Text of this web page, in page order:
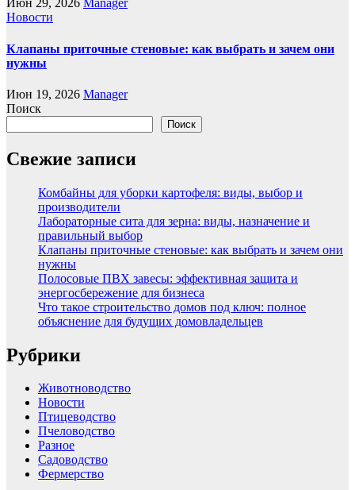
Июн 29, 2026 Manager
Новости
Клапаны приточные стеновые: как выбрать и зачем они
нужны
Июн 19, 2026 Manager
Поиск
Поиск
Свежие записи
Комбайны для уборки картофеля: виды, выбор и
производители
Лабораторные сита для зерна: виды, назначение и
правильный выбор
Клапаны приточные стеновые: как выбрать и зачем они
нужны
Полосовые ПВХ завесы: эффективная защита и
энергосбережение для бизнеса
Что такое строительство домов под ключ: полное
объяснение для будущих домовладельцев
Рубрики
Животноводство
Новости
Птицеводство
Пчеловодство
Разное
Садоводство
Фермерство